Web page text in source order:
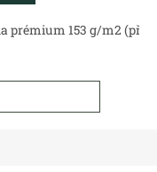
Bavlněný satén 130 g/
prémium 153 g/m2